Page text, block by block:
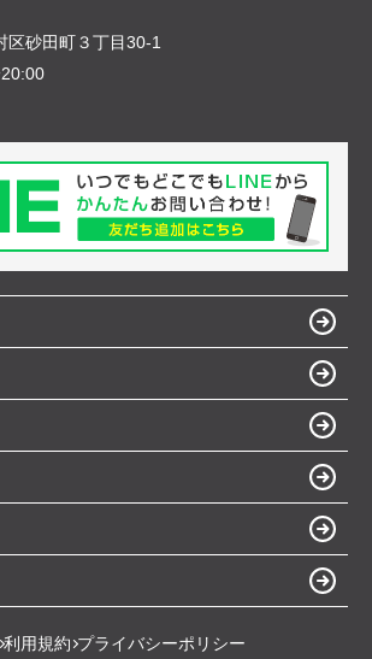
区砂田町３丁目30-1
利用規約 プライバシーポリシー